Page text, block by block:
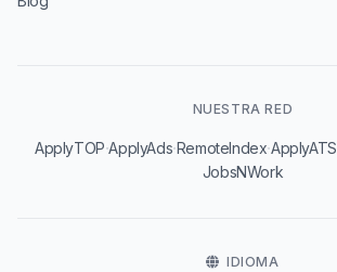
NUESTRA RED
ApplyTOP·ApplyAds·RemoteIndex·ApplyATS
JobsNWork
IDIOMA